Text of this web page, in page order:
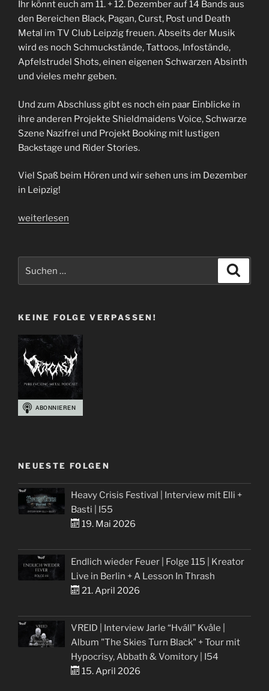
Ihr könnt euch am 11. + 12. Dezember auf 14 Bands aus
den Bereichen Black, Pagan, Curst, Post und Death
Metal im TV Club Leipzig freuen. Abseits der Musik
wird es noch Schmuckstände, Tattoos, Infostände,
Apfelstrudel Shots, einen eigenen Schwarzen Absinth
und vieles mehr geben.
Und zum Abschluss gibt es noch ein paar Einblicke in
ihre anderen Projekte Shieldmaidens Voice, Schwarze
Szene Nazifrei und Projekt Booking mit lustigen
Backstage und Rider Stories.
Viel Spaß beim Hören und wir sehen uns im Dezember
in Leipzig!
„Heavy
|
Interview
+
Basti
I55“
weiterlesen
nach:
KEINE FOLGE VERPASSEN!
NEUESTE FOLGEN
Heavy Crisis Festival | Interview mit Elli +
Basti | I55
19. Mai 2026
Endlich wieder Feuer | Folge 115 | Kreator
Live in Berlin + A Lesson In Thrash
21. April 2026
VREID | Interview Jarle “Hváll” Kvåle |
Album "The Skies Turn Black" + Tour mit
Hypocrisy, Abbath & Vomitory | I54
15. April 2026